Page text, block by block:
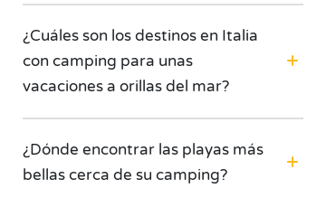
¿Cuáles son los destinos en Italia
con camping para unas
vacaciones a orillas del mar?
¿Dónde encontrar las playas más
bellas cerca de su camping?